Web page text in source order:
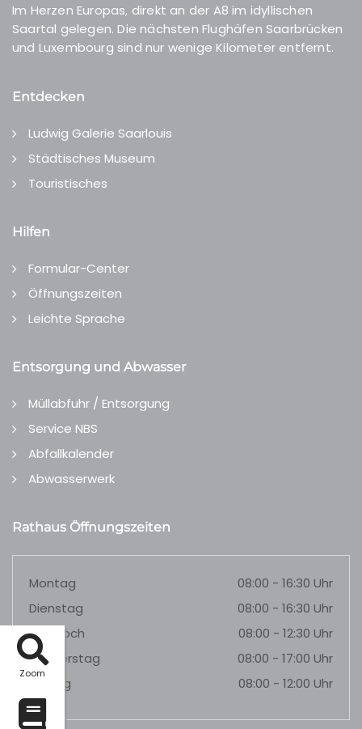
Zoom
Im Herzen Europas, direkt an der A8 im idyllischen
Saartal gelegen. Die nächsten Flughäfen Saarbrücken
und Luxembourg sind nur wenige Kilometer entfernt.
Entdecken
Ludwig Galerie Saarlouis
Städtisches Museum
Touristisches
Hilfen
Formular-Center
Öffnungszeiten
Leichte Sprache
Entsorgung und Abwasser
Müllabfuhr / Entsorgung
Service NBS
Abfallkalender
Abwasserwerk
Rathaus Öffnungszeiten
Montag
08:00 - 16:30 Uhr
Dienstag
08:00 - 16:30 Uhr
Mittwoch
08:00 - 12:30 Uhr
Donnerstag
08:00 - 17:00 Uhr
Freitag
08:00 - 12:00 Uhr